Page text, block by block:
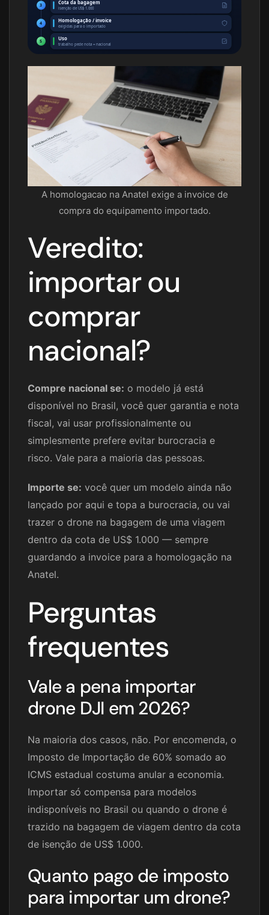
3 Cota da bagagem
isenção de US$ 1.000
4 Homologação / invoice
exigidas para o importado
5 Uso
trabalho pede nota = nacional
A homologacao na Anatel exige a invoice de
compra do equipamento importado.
Veredito:
importar ou
comprar
nacional?
Compre nacional se: o modelo já está
disponível no Brasil, você quer garantia e nota
fiscal, vai usar profissionalmente ou
simplesmente prefere evitar burocracia e
risco. Vale para a maioria das pessoas.
Importe se: você quer um modelo ainda não
lançado por aqui e topa a burocracia, ou vai
trazer o drone na bagagem de uma viagem
dentro da cota de US$ 1.000 — sempre
guardando a invoice para a homologação na
Anatel.
Perguntas
frequentes
Vale a pena importar
drone DJI em 2026?
Na maioria dos casos, não. Por encomenda, o
Imposto de Importação de 60% somado ao
ICMS estadual costuma anular a economia.
Importar só compensa para modelos
indisponíveis no Brasil ou quando o drone é
trazido na bagagem de viagem dentro da cota
de isenção de US$ 1.000.
Quanto pago de imposto
para importar um drone?